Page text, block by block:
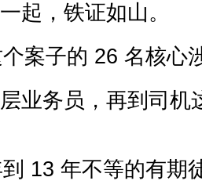
起，铁证如山。
案子的 26 名核心
业务员，再到司机
13 年不等的有期